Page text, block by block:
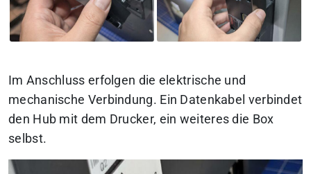
Im Anschluss erfolgen die elektrische und
mechanische Verbindung. Ein Datenkabel verbindet
den Hub mit dem Drucker, ein weiteres die Box
selbst.